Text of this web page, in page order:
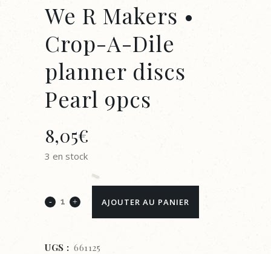
We R Makers •
Crop-A-Dile
planner discs
Pearl 9pcs
8,05€
3 en stock
We
Makers
AJOUTER AU PANIER
UGS : 661125